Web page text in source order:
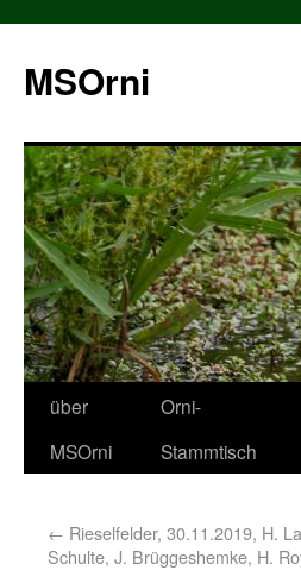
MSOrni
über
MSOrni
Orni-
Stammtisch
← Rieselfelder, 30.11.2019, H.
Schulte, J. Brüggeshemke, H.